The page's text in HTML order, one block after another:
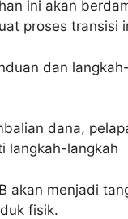
ini akan
proses transisi
dan
dana,
langkah-langkah
akan menjadi
fisik.